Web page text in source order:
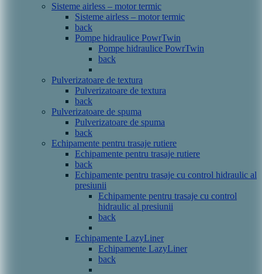
Sisteme airless – motor termic
Sisteme airless – motor termic
back
Pompe hidraulice PowrTwin
Pompe hidraulice PowrTwin
back
Pulverizatoare de textura
Pulverizatoare de textura
back
Pulverizatoare de spuma
Pulverizatoare de spuma
back
Echipamente pentru trasaje rutiere
Echipamente pentru trasaje rutiere
back
Echipamente pentru trasaje cu control hidraulic al
presiunii
Echipamente pentru trasaje cu control
hidraulic al presiunii
back
Echipamente LazyLiner
Echipamente LazyLiner
back